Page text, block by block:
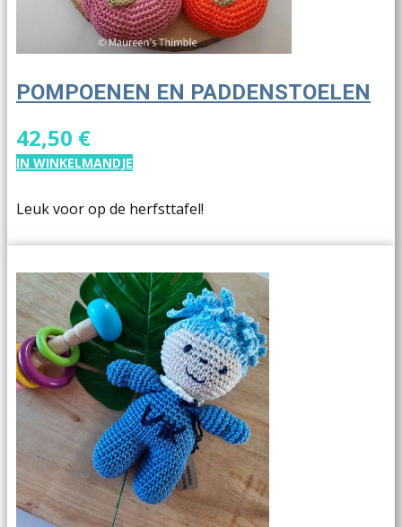
POMPOENEN EN PADDENSTOELEN
42,50 €
IN WINKELMANDJE
Leuk voor op de herfsttafel!